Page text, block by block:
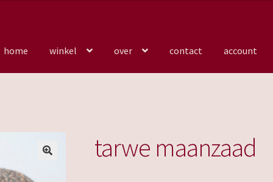
home winkel over contact account
tarwe maanzaad